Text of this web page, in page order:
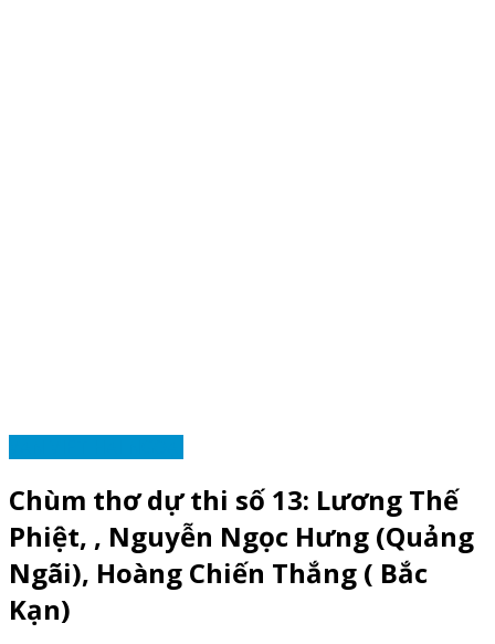
Chùm thơ dự thi số 13: Lương Thế
Phiệt, , Nguyễn Ngọc Hưng (Quảng
Ngãi), Hoàng Chiến Thắng ( Bắc
Kạn)